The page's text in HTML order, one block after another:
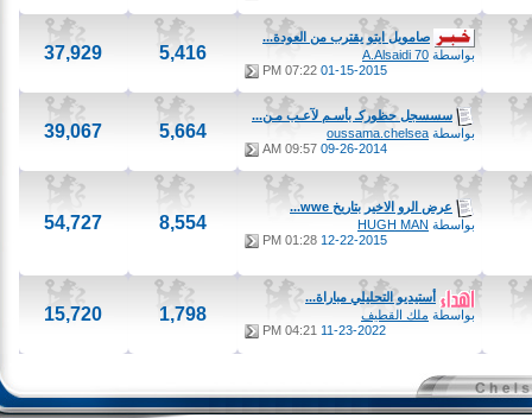
صامويل ايتو يقترب من العودة...
بواسطةA.Alsaidi 70
01-15-2015
07:22 PM
5,416
37,929
سسسجل حظوركـ بأسـم لآعـب مـن...
بواسطةoussama.chelsea
09-26-2014
09:57 AM
5,664
39,067
عرض الرو الاخير بتاريخ wwe...
بواسطةHUGH MAN
12-22-2015
01:28 PM
8,554
54,727
أستيديو التحليلي مباراة...
بواسطةملك القطيف
11-23-2022
04:21 PM
1,798
15,720